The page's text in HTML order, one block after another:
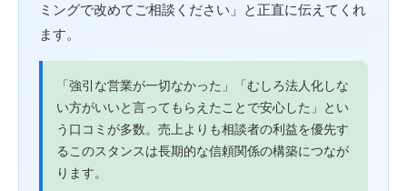
ミングで改めてご相談ください」と正直に伝えてくれ
ます。
「強引な営業が一切なかった」「むしろ法人化しな
い方がいいと言ってもらえたことで安心した」とい
う口コミが多数。売上よりも相談者の利益を優先す
るこのスタンスは長期的な信頼関係の構築につなが
ります。